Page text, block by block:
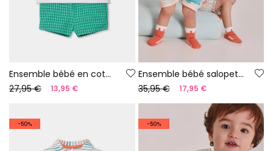
Ensemble bébé en coton blanc et vert
27,95 €
13,95 €
Ensemble bébé salopette à carreaux en coton
35,95 €
17,95 €
-50% -50%